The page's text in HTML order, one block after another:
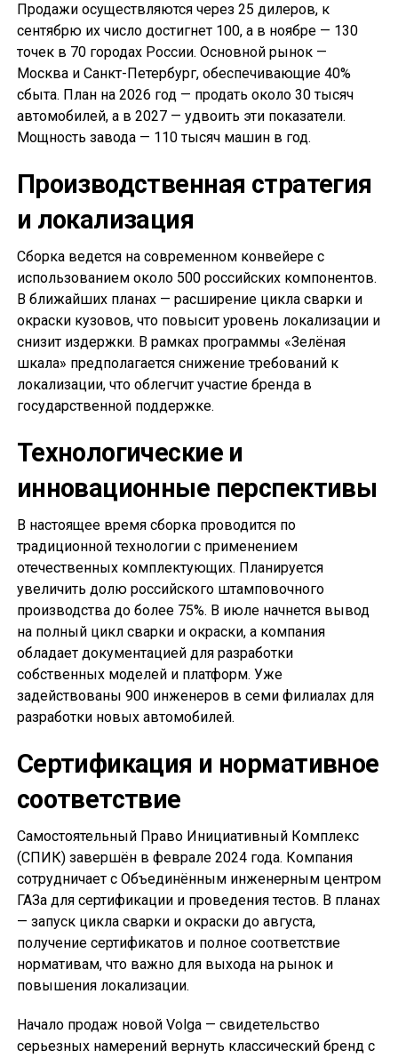
Продажи осуществляются через 25 дилеров, к
сентябрю их число достигнет 100, а в ноябре — 130
точек в 70 городах России. Основной рынок —
Москва и Санкт-Петербург, обеспечивающие 40%
сбыта. План на 2026 год — продать около 30 тысяч
автомобилей, а в 2027 — удвоить эти показатели.
Мощность завода — 110 тысяч машин в год.
Производственная стратегия
и локализация
Сборка ведется на современном конвейере с
использованием около 500 российских компонентов.
В ближайших планах — расширение цикла сварки и
окраски кузовов, что повысит уровень локализации и
снизит издержки. В рамках программы «Зелёная
шкала» предполагается снижение требований к
локализации, что облегчит участие бренда в
государственной поддержке.
Технологические и
инновационные перспективы
В настоящее время сборка проводится по
традиционной технологии с применением
отечественных комплектующих. Планируется
увеличить долю российского штамповочного
производства до более 75%. В июле начнется вывод
на полный цикл сварки и окраски, а компания
обладает документацией для разработки
собственных моделей и платформ. Уже
задействованы 900 инженеров в семи филиалах для
разработки новых автомобилей.
Сертификация и нормативное
соответствие
Самостоятельный Право Инициативный Комплекс
(СПИК) завершён в феврале 2024 года. Компания
сотрудничает с Объединённым инженерным центром
ГАЗа для сертификации и проведения тестов. В планах
— запуск цикла сварки и окраски до августа,
получение сертификатов и полное соответствие
нормативам, что важно для выхода на рынок и
повышения локализации.
Начало продаж новой Volga — свидетельство
серьезных намерений вернуть классический бренд с